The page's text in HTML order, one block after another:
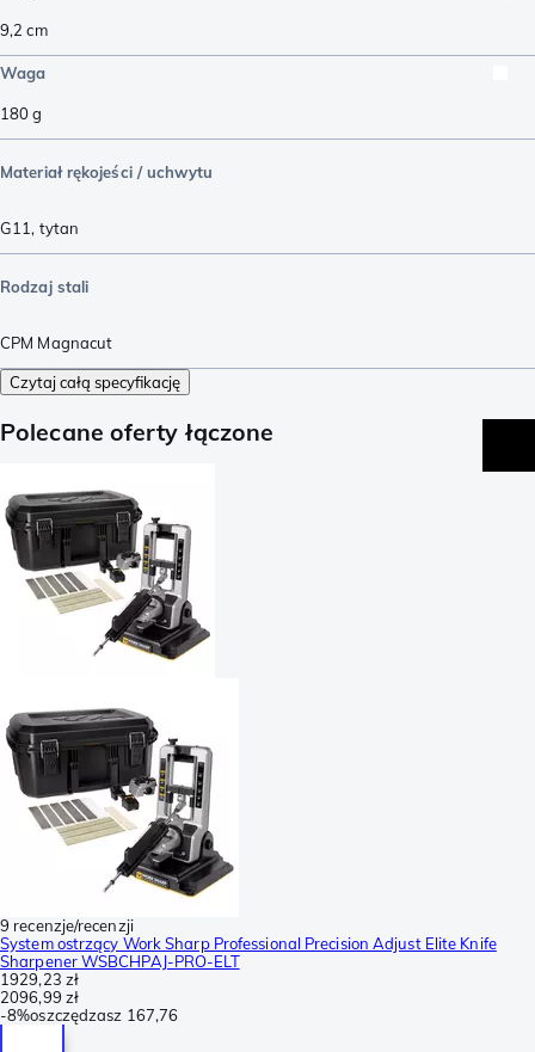
9,2 cm
Waga
180g
Materiał rękojeści / uchwytu
G11 , tytan
Rodzaj stali
CPM Magnacut
Czytaj całą specyfikację
Polecane oferty łączone
9 recenzje/recenzji
System ostrzący Work Sharp Professional Precision Adjust Elite Knife
Sharpener WSBCHPAJ-PRO-ELT
1929,23 zł
2096,99 zł
-8%oszczędzasz 167,76